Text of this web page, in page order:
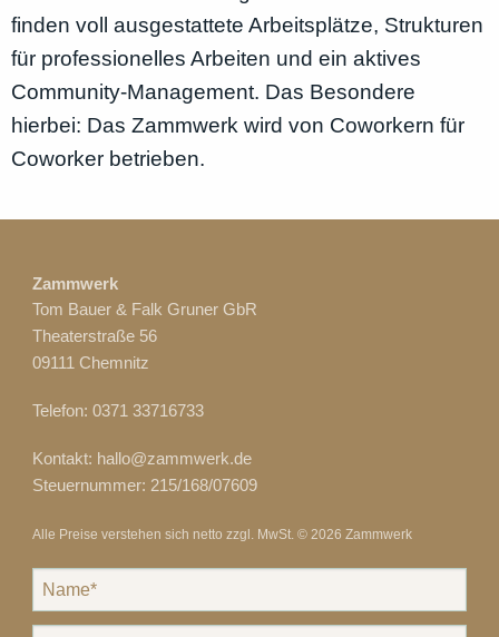
finden voll ausgestattete Arbeitsplätze, Strukturen
für professionelles Arbeiten und ein aktives
Community-Management. Das Besondere
hierbei: Das Zammwerk wird von Coworkern für
Coworker betrieben.
Zammwerk
Tom Bauer & Falk Gruner GbR
Theaterstraße 56
09111 Chemnitz
Telefon:0371 33716733
Kontakt: hallo@zammwerk.de
Steuernummer: 215/168/07609
Alle Preise verstehen sich netto zzgl. MwSt. © 2026 Zammwerk